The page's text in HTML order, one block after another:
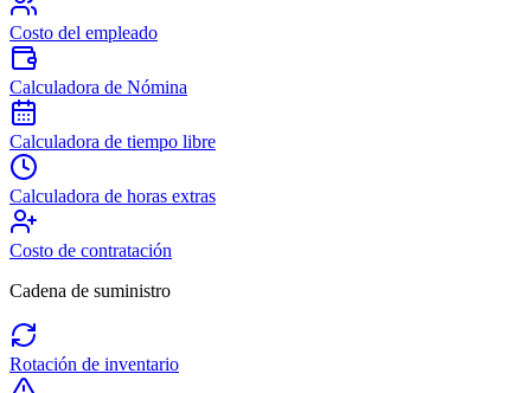
Costo del empleado
Calculadora de Nómina
Calculadora de tiempo libre
Calculadora de horas extras
Costo de contratación
Cadena de suministro
Rotación de inventario